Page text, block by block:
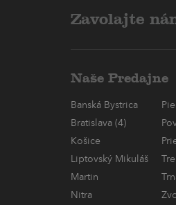
Zavolajte
Naše Predajne
Banská Bystrica
Bratislava (4)
Košice
Liptovský Mikuláš
Martin
Nitra